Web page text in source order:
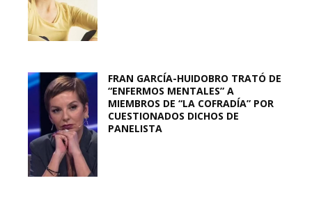
FRAN GARCÍA-HUIDOBRO TRATÓ DE
“ENFERMOS MENTALES” A
MIEMBROS DE “LA COFRADÍA” POR
CUESTIONADOS DICHOS DE
PANELISTA